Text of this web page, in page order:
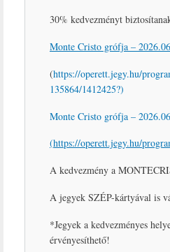
30% kedvezményt
Monte Cristo grófja –
(https://operett.jegy.hu/
135864/1412425?)
Monte Cristo grófja –
(https://operett.jegy.hu/
A kedvezmény a
A jegyek SZÉP-kártyával is
*Jegyek a kedvezményes
érvényesíthető!